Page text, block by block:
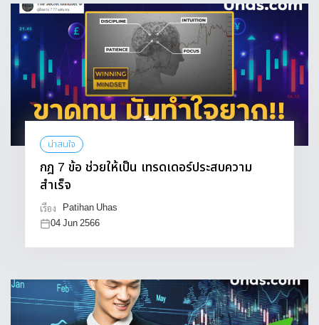
น่าสนใจ
กฎ 7 ข้อ ช่วยให้เป็น เทรดเดอร์ประสบความ
สำเร็จ
เรื่อง
Patihan Uhas
04 Jun 2566